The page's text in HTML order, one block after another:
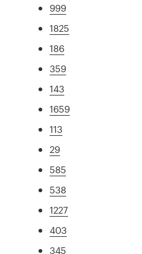
999
1825
186
359
143
1659
113
29
585
538
1227
403
345